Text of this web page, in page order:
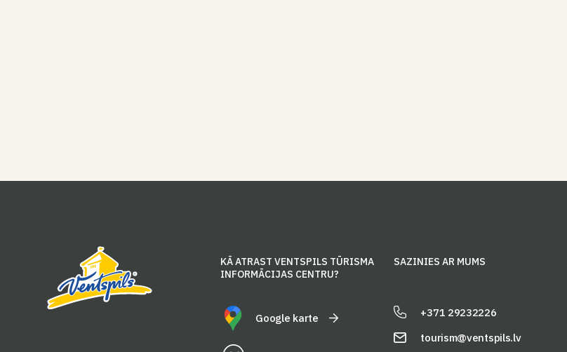
KĀ ATRAST VENTSPILS TŪRISMA
INFORMĀCIJAS CENTRU?
SAZINIES AR MUMS
Google karte
+371 29232226
tourism@ventspils.lv